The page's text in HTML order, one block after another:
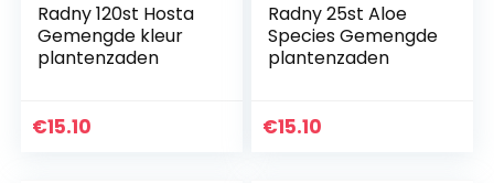
Radny 120st Hosta
Gemengde kleur
plantenzaden
€15.10
Radny 25st Aloe
Species Gemengde
plantenzaden
€15.10